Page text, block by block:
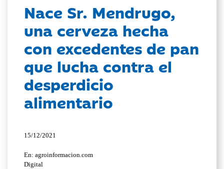
Nace Sr. Mendrugo,
una cerveza hecha
con excedentes de pan
que lucha contra el
desperdicio
alimentario
15/12/2021
En: agroinformacion.com
Digital